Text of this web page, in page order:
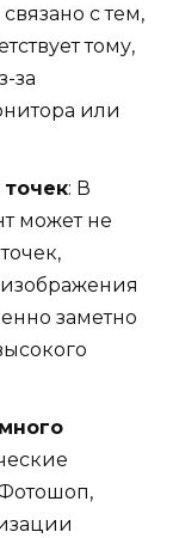
с тем,
тому,
за
или
: В
может не
заметно